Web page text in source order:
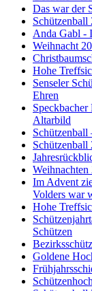
Das war der
Schützenball
Anda Gabl -
Weihnacht
Hohe
Senseler
Ehren
Altarbild
Schützenball
Schützenball
Weihnachten
Im Advent
Volders war
Hohe
Schützen
Goldene